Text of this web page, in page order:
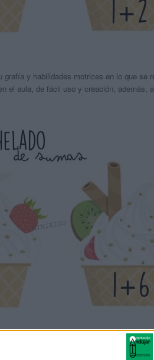
y habilidades motrices en lo que se
el aula, de fácil uso y creación, además,